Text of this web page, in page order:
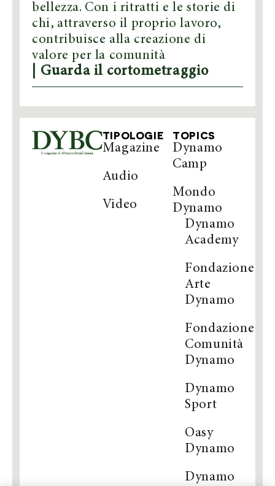
bellezza. Con i ritratti e le storie di
chi, attraverso il proprio lavoro,
contribuisce alla creazione di
valore per la comunità
| Guarda il cortometraggio
TIPOLOGIE
Magazine
Audio
Video
TOPICS
Dynamo
Camp
Mondo
Dynamo
Dynamo
Academy
Fondazione
Arte
Dynamo
Fondazione
Comunità
Dynamo
Dynamo
Sport
Oasy
Dynamo
Dynamo